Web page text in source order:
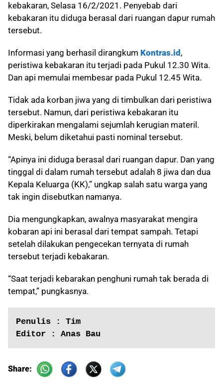
kebakaran, Selasa 16/2/2021. Penyebab dari
kebakaran itu diduga berasal dari ruangan dapur rumah
tersebut.
Informasi yang berhasil dirangkum Kontras.id ,
peristiwa kebakaran itu terjadi pada Pukul 12.30 Wita.
Dan api memulai membesar pada Pukul 12.45 Wita.
Tidak ada korban jiwa yang di timbulkan dari peristiwa
tersebut. Namun, dari peristiwa kebakaran itu
diperkirakan mengalami sejumlah kerugian materil.
Meski, belum diketahui pasti nominal tersebut.
“Apinya ini diduga berasal dari ruangan dapur. Dan yang
tinggal di dalam rumah tersebut adalah 8 jiwa dan dua
Kepala Keluarga (KK),” ungkap salah satu warga yang
tak ingin disebutkan namanya.
Dia mengungkapkan, awalnya masyarakat mengira
kobaran api ini berasal dari tempat sampah. Tetapi
setelah dilakukan pengecekan ternyata di rumah
tersebut terjadi kebakaran.
“Saat terjadi kebarakan penghuni rumah tak berada di
tempat,” pungkasnya.
Penulis : Tim
Editor : Anas Bau
Share: